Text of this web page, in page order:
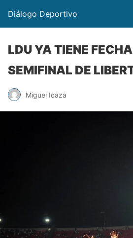
Diálogo Deportivo
LDU YA TIENE
SEMIFINAL DE
Miguel Icaza